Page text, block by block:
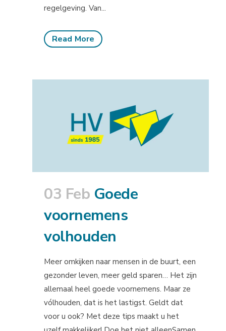
regelgeving. Van...
Read More
03 Feb Goede
voornemens
volhouden
Meer omkijken naar mensen in de buurt, een
gezonder leven, meer geld sparen… Het zijn
allemaal heel goede voornemens. Maar ze
vólhouden, dat is het lastigst. Geldt dat
voor u ook? Met deze tips maakt u het